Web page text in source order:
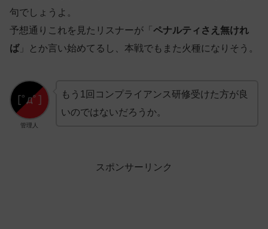
句でしょうよ。
予想通りこれを見たリスナーが「 ペナルティさえ無けれ
ば」とか言い始めてるし、本戦でもまた火種になりそう。
管理人
もう1回コンプライアンス研修受けた方が良
いのではないだろうか。
スポンサーリンク